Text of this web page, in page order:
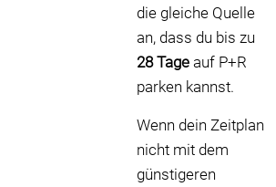
die gleiche Quelle
an, dass du bis zu
28 Tage auf P+R
parken kannst.
Wenn dein Zeitplan
nicht mit dem
günstigeren